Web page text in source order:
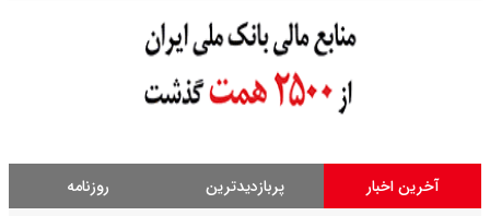
آخرین اخبار پربازدیدترین روزنامه